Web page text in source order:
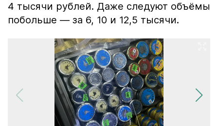
4 тысячи рублей. Даже следуют объёмы
побольше — за 6, 10 и 12,5 тысячи.